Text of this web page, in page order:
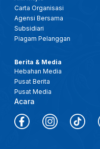
Carta Organisasi
Agensi Bersama
Subsidiari
Piagam Pelanggan
Berita & Media
Hebahan Media
Pusat Berita
Pusat Media
Acara